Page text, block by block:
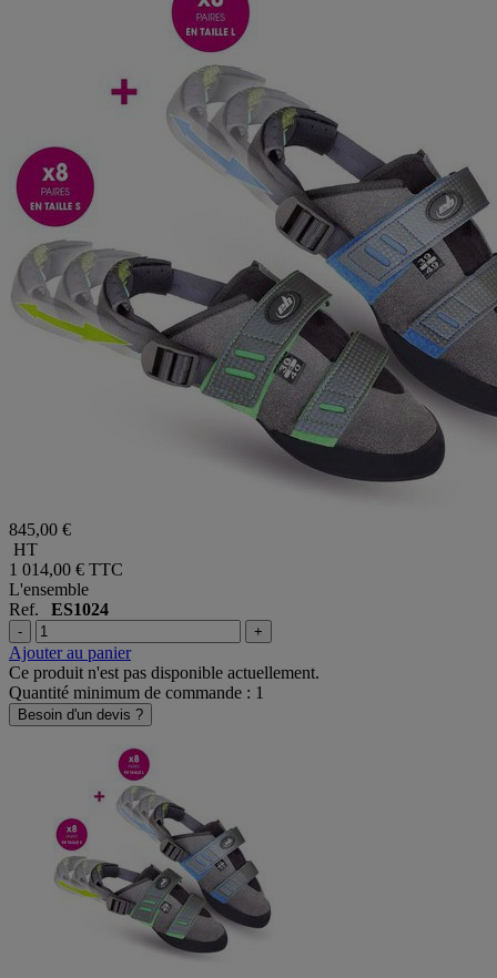
845,00 €
HT
1 014,00 € TTC
L'ensemble
Ref. ES1024
- +
Ajouter au panier
Ce produit n'est pas disponible actuellement.
Quantité minimum de commande : 1
Besoin d'un devis ?